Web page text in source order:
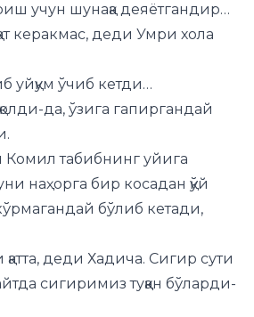
учун шунақа деяётгандир…
керакмас, деди Умри хола
уйқум ўчиб кетди…
да, ўзига гапиргандай
табибнинг уйига
наҳорга бир косадан қўй
бўлиб кетади,
қатта, деди Хадича. Сигир сути
сигиримиз туққан бўларди-